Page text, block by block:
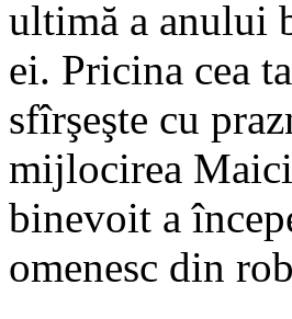
ultimă a anului
ei. Pricina cea
sfîrşeşte cu
mijlocirea
binevoit a
omenesc din